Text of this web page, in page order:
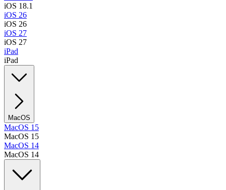
iOS 18.1
iOS 26
iOS 26
iOS 27
iOS 27
iPad
iPad
MacOS
MacOS 15
MacOS 15
MacOS 14
MacOS 14